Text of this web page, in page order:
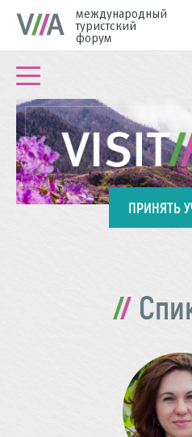
международный
туристский
форум
ПРИНЯТЬ